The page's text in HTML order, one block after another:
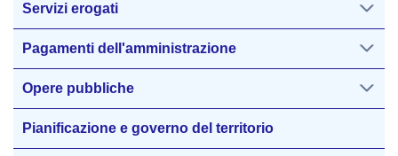
Servizi erogati
Pagamenti dell'amministrazione
Opere pubbliche
Pianificazione e governo del territorio